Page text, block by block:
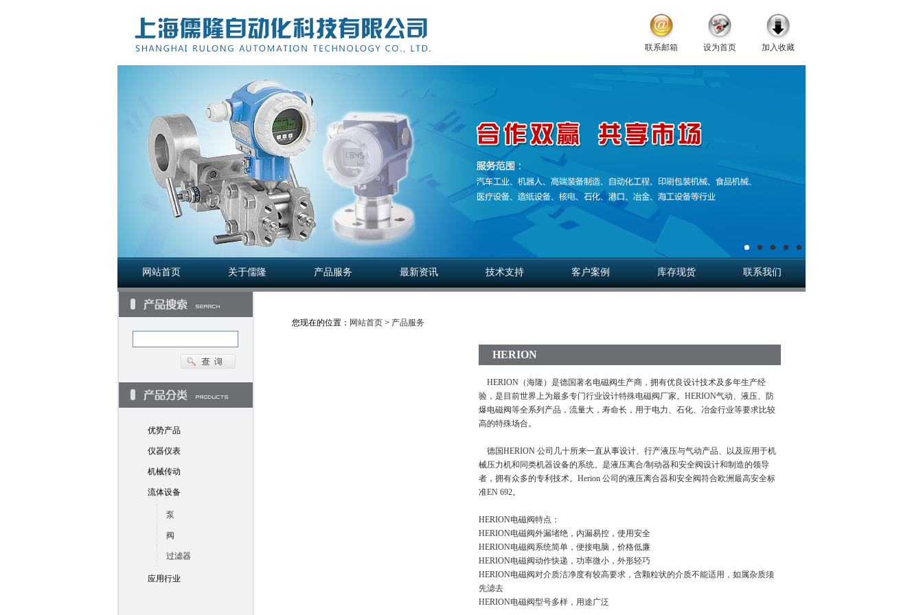
联系邮箱 设为首页 加入收藏
网站首页 关于儒隆 产品服务 最新资讯 技术支持 客户案例 库存现货 联系我们
优势产品
仪器仪表
机械传动
流体设备
泵
阀
过滤器
应用行业
您现在的位置： 网站首页 > 产品服务
HERION
HERION（海隆）是德国著名电磁阀生产商，拥有优良设计技术及多年生产经
验，是目前世界上为最多专门行业设计特殊电磁阀厂家。HERION气动、液压、防
爆电磁阀等全系列产品，流量大，寿命长，用于电力、石化、冶金行业等要求比较
高的特殊场合。
德国HERION 公司几十所来一直从事设计、行产液压与气动产品、以及应用于机
械压力机和同类机器设备的系统。是液压离合/制动器和安全阀设计和制造的领导
者，拥有众多的专利技术。Herion 公司的液压离合器和安全阀符合欧洲最高安全标
准EN 692。
HERION电磁阀特点：
HERION电磁阀外漏堵绝，内漏易控，使用安全
HERION电磁阀系统简单，便接电脑，价格低廉
HERION电磁阀动作快递，功率微小，外形轻巧
HERION电磁阀对介质洁净度有较高要求，含颗粒状的介质不能适用，如属杂质须
先滤去
HERION电磁阀型号多样，用途广泛